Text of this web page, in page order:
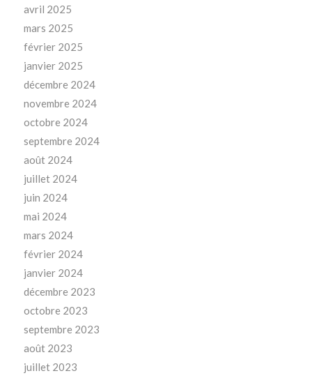
avril 2025
mars 2025
février 2025
janvier 2025
décembre 2024
novembre 2024
octobre 2024
septembre 2024
août 2024
juillet 2024
juin 2024
mai 2024
mars 2024
février 2024
janvier 2024
décembre 2023
octobre 2023
septembre 2023
août 2023
juillet 2023